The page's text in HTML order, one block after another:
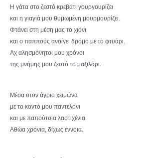
Η γάτα στο ζεστό κρεβάτι γουργουρίζει
και η γιαγιά μου θυμωμένη μουρμουρίζει.
Φτάνει στη μέση μας το χιόνι
και ο παππούς ανοίγει δρόμο με το φτυάρι.
Αχ αλησμόνητοι μου χρόνοι
της μνήμης μου ζεστό το μαξιλάρι.
Μέσα στον άγριο χειμώνα
με το κοντό μου παντελόνι
και με παπούτσια λαστιχένια.
Αθώα χρόνια, δίχως έννοια.